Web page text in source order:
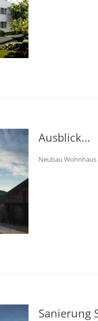
Ausblick…
Neubau
Sanierung